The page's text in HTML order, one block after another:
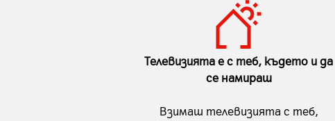
Телевизията е с теб, където и да
се намираш
Взимаш телевизията с теб,